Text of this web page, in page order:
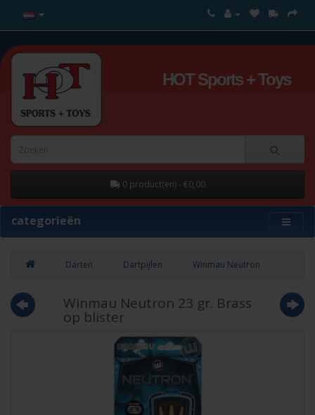
HOT Sports + Toys
0 product(en) - €0,00
categorieën
Darten Dartpijlen Winmau Neutron
Winmau Neutron 23 gr. Brass
op blister